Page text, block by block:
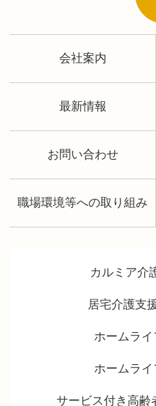
会社案内
最新情報
お問い合わせ
職場環境等への取り組み
カルミア介
居宅介護支
ホームラ
ホームラ
サービス付き高齢